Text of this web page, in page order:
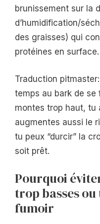
brunissement sur la
d’humidification/
des graisses) qui
protéines en surface.
Traduction
temps au bark de se
montes trop haut,
augmentes aussi le
tu peux “durcir” la
soit prêt.
Pourquoi
trop basses
fumoir